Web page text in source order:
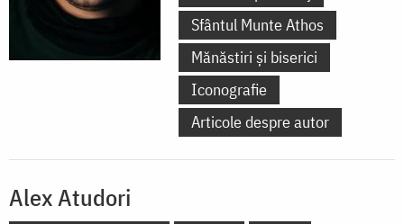
Sfântul Munte Athos
Mănăstiri și biserici
Iconografie
Articole despre autor
Alex Atudori